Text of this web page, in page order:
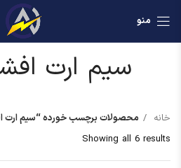
منو
سیم ارت
خانه
محصولات برچسب خورده “سیم ارت
Showing all 6 results